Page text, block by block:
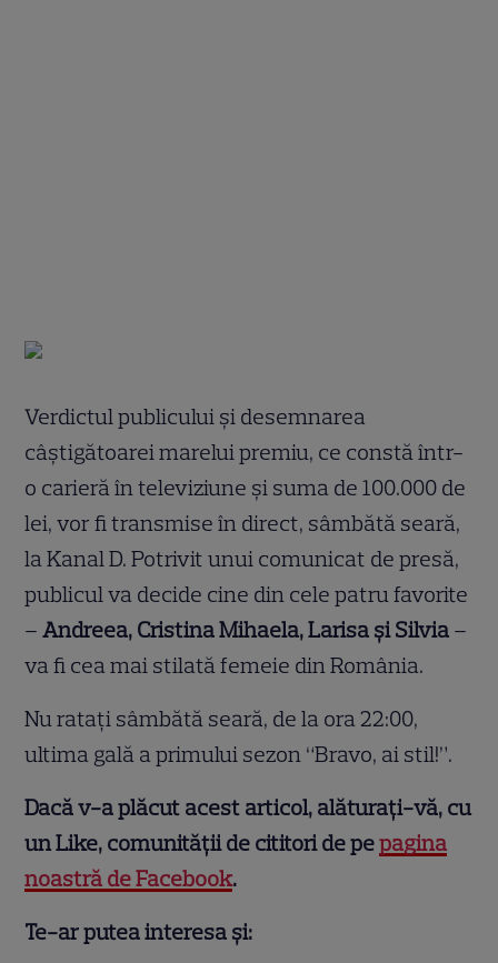
Verdictul publicului și desemnarea
câștigătoarei marelui premiu, ce constă într-
o carieră în televiziune și suma de 100.000 de
lei, vor fi transmise în direct, sâmbătă seară,
la Kanal D. Potrivit unui comunicat de presă,
publicul va decide cine din cele patru favorite
– Andreea, Cristina Mihaela, Larisa și Silvia –
va fi cea mai stilată femeie din România.
Nu ratați sâmbătă seară, de la ora 22:00,
ultima gală a primului sezon “Bravo, ai stil!”.
Dacă v-a plăcut acest articol, alăturați-vă, cu
un Like, comunității de cititori de pepagina
noastră de Facebook.
Te-ar putea interesa și: